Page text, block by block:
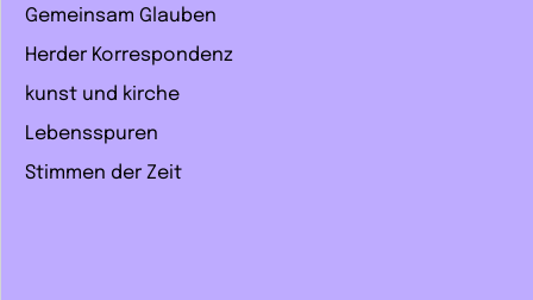
Gemeinsam Glauben
Herder Korrespondenz
kunst und kirche
Lebensspuren
Stimmen der Zeit